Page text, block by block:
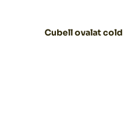
Cubell ovalat cold